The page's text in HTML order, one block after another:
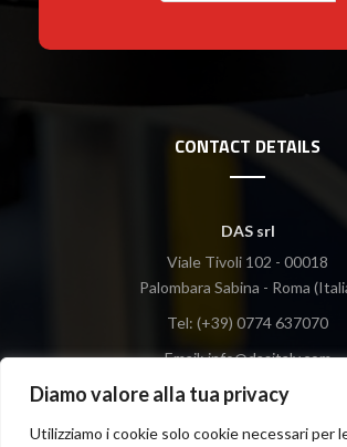
Diamo valore alla tua privacy
Utilizziamo i cookie solo cookie necessari per
CONTACT DETAILS
DAS srl
Viale Tivoli 102 - 00018
Palombara Sabina - Roma
Tel: (+39) 0774 637070
Email:info@dasitaly.com